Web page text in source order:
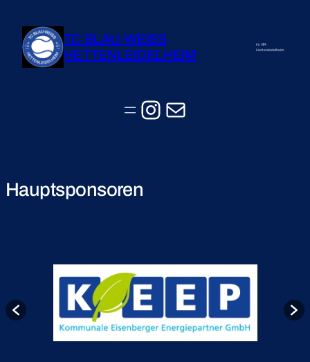
TC BLAU-WEISS
HETTENLEIDELHEIM
im VfR
Hettenleidelheim
Instagram
E-Mail
Hauptsponsoren